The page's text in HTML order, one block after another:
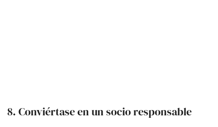
8. Conviértase en un socio responsable